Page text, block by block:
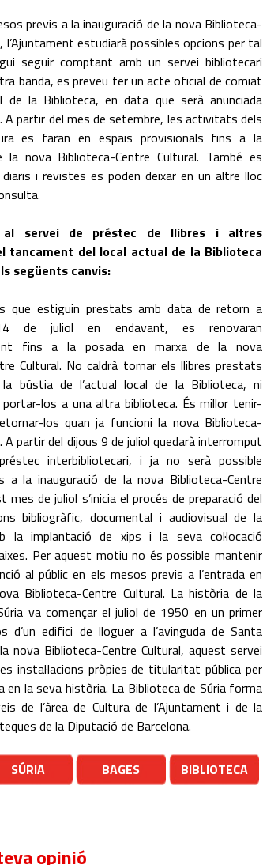
previs a la inauguració de la nova Biblioteca-
l’Ajuntament estudiarà possibles opcions per tal
seguir comptant amb un servei bibliotecari
banda, es preveu fer un acte oficial de comiat
de la Biblioteca, en data que serà anunciada
partir del mes de setembre, les activitats dels
es faran en espais provisionals fins a la
la nova Biblioteca-Centre Cultural. També es
i revistes es poden deixar en un altre lloc
servei de préstec de llibres i altres
tancament del local actual de la Biblioteca
següents canvis:
que estiguin prestats amb data de retorn a
de juliol en endavant, es renovaran
fins a la posada en marxa de la nova
Cultural. No caldrà tornar els llibres prestats
bústia de l’actual local de la Biblioteca, ni
los a una altra biblioteca. És millor tenir-
los quan ja funcioni la nova Biblioteca-
A partir del dijous 9 de juliol quedarà interromput
interbibliotecari, i ja no serà possible
la inauguració de la nova Biblioteca-Centre
mes de juliol s’inicia el procés de preparació del
bibliogràfic, documental i audiovisual de la
la implantació de xips i la seva col·locació
Per aquest motiu no és possible mantenir
al públic en els mesos previs a l’entrada en
Biblioteca-Centre Cultural. La història de la
va començar el juliol de 1950 en un primer
d’un edifici de lloguer a l’avinguda de Santa
nova Biblioteca-Centre Cultural, aquest servei
instal·lacions pròpies de titularitat pública per
en la seva història. La Biblioteca de Súria forma
de l’àrea de Cultura de l’Ajuntament i de la
de la Diputació de Barcelona.
SÚRIA BAGES BIBLIOTECA
opinió